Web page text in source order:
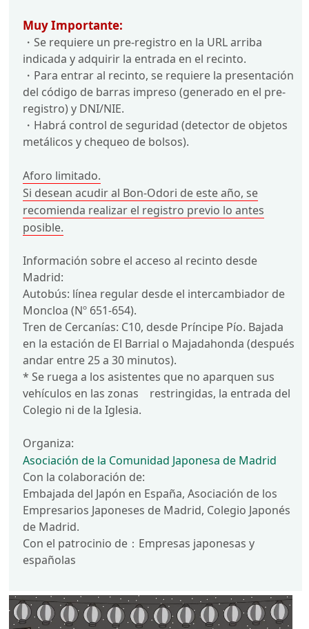
Muy Importante:
・Se requiere un pre-registro en la URL arriba
indicada y adquirir la entrada en el recinto.
・Para entrar al recinto, se requiere la presentación
del código de barras impreso (generado en el pre-
registro) y DNI/NIE.
・Habrá control de seguridad (detector de objetos
metálicos y chequeo de bolsos).
Aforo limitado.
Si desean acudir al Bon-Odori de este año, se
recomienda realizar el registro previo lo antes
posible.
Información sobre el acceso al recinto desde
Madrid:
Autobús: línea regular desde el intercambiador de
Moncloa (Nº 651-654).
Tren de Cercanías: C10, desde Príncipe Pío. Bajada
en la estación de El Barrial o Majadahonda (después
andar entre 25 a 30 minutos).
* Se ruega a los asistentes que no aparquen sus
vehículos en las zonas restringidas, la entrada del
Colegio ni de la Iglesia.
Organiza:
Asociación de la Comunidad Japonesa de Madrid
Con la colaboración de:
Embajada del Japón en España, Asociación de los
Empresarios Japoneses de Madrid, Colegio Japonés
de Madrid.
Con el patrocinio de：Empresas japonesas y
españolas